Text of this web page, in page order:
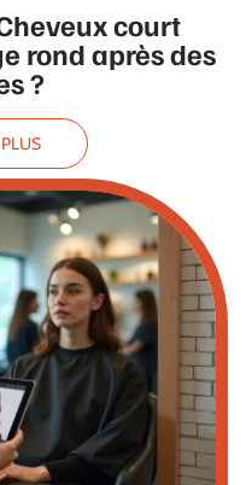
court
rond après des
?